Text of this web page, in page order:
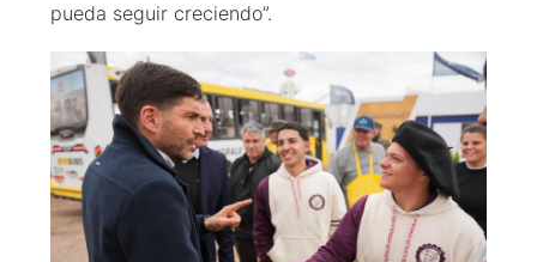
pueda seguir creciendo”.